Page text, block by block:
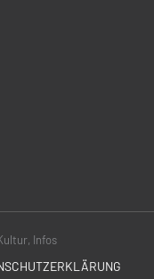
Infos